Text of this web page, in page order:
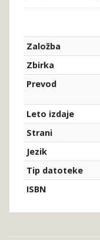
Založba
Zbirka
Prevod
Leto izdaje
Strani
Jezik
Tip datoteke
ISBN